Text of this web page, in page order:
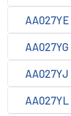
AA027YE
AA027YG
AA027YJ
AA027YL